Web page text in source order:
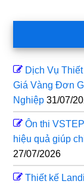
Dịch Vụ
Giá Vàng Đơn
Nghiệp 31/07/
Ôn thi
hiệu quả giúp
27/07/2026
Thiết kế